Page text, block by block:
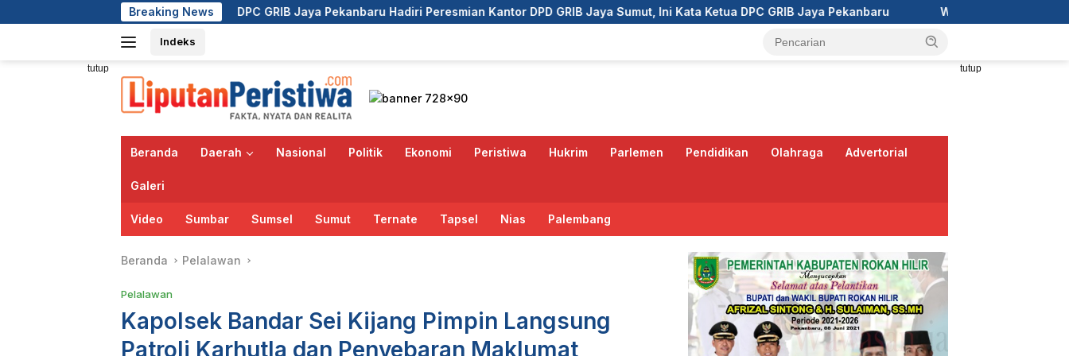
ke
Breaking News
DPC GRIB Jaya Pekanbaru Hadiri Peresmian Kantor DPD GRIB Jaya Sumut, Ini Kata Ketua DPC GRIB Jaya Pekanbaru Wali Kota Pekanbaru Ajak RT/RW Tinggalkan
Indeks
tutup tutup
Beranda Daerah Nasional Politik Ekonomi Peristiwa Hukrim Parlemen Pendidikan Olahraga Advertorial
Galeri
Video Sumbar Sumsel Sumut Ternate Tapsel Nias Palembang
Beranda Pelalawan
Pelalawan
Kapolsek Bandar Sei Kijang Pimpin Langsung
Patroli Karhutla dan Penyebaran Maklumat